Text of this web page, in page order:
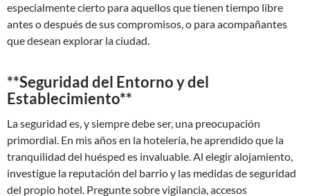
especialmente cierto para aquellos que tienen tiempo libre
antes o después de sus compromisos, o para acompañantes
que desean explorar la ciudad.
**Seguridad del Entorno y del
Establecimiento**
La seguridad es, y siempre debe ser, una preocupación
primordial. En mis años en la hotelería, he aprendido que la
tranquilidad del huésped es invaluable. Al elegir alojamiento,
investigue la reputación del barrio y las medidas de seguridad
del propio hotel. Pregunte sobre vigilancia, accesos